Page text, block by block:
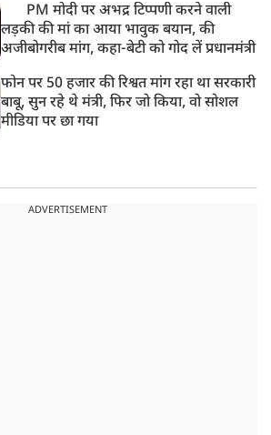
PM मोदी पर अभद्र टिप्पणी करने वाली
लड़की की मां का आया भावुक बयान, की
अजीबोगरीब मांग, कहा-बेटी को गोद लें प्रधानमंत्री
फोन पर 50 हजार की रिश्वत मांग रहा था सरकारी
बाबू, सुन रहे थे मंत्री, फिर जो किया, वो सोशल
मीडिया पर छा गया
ADVERTISEMENT